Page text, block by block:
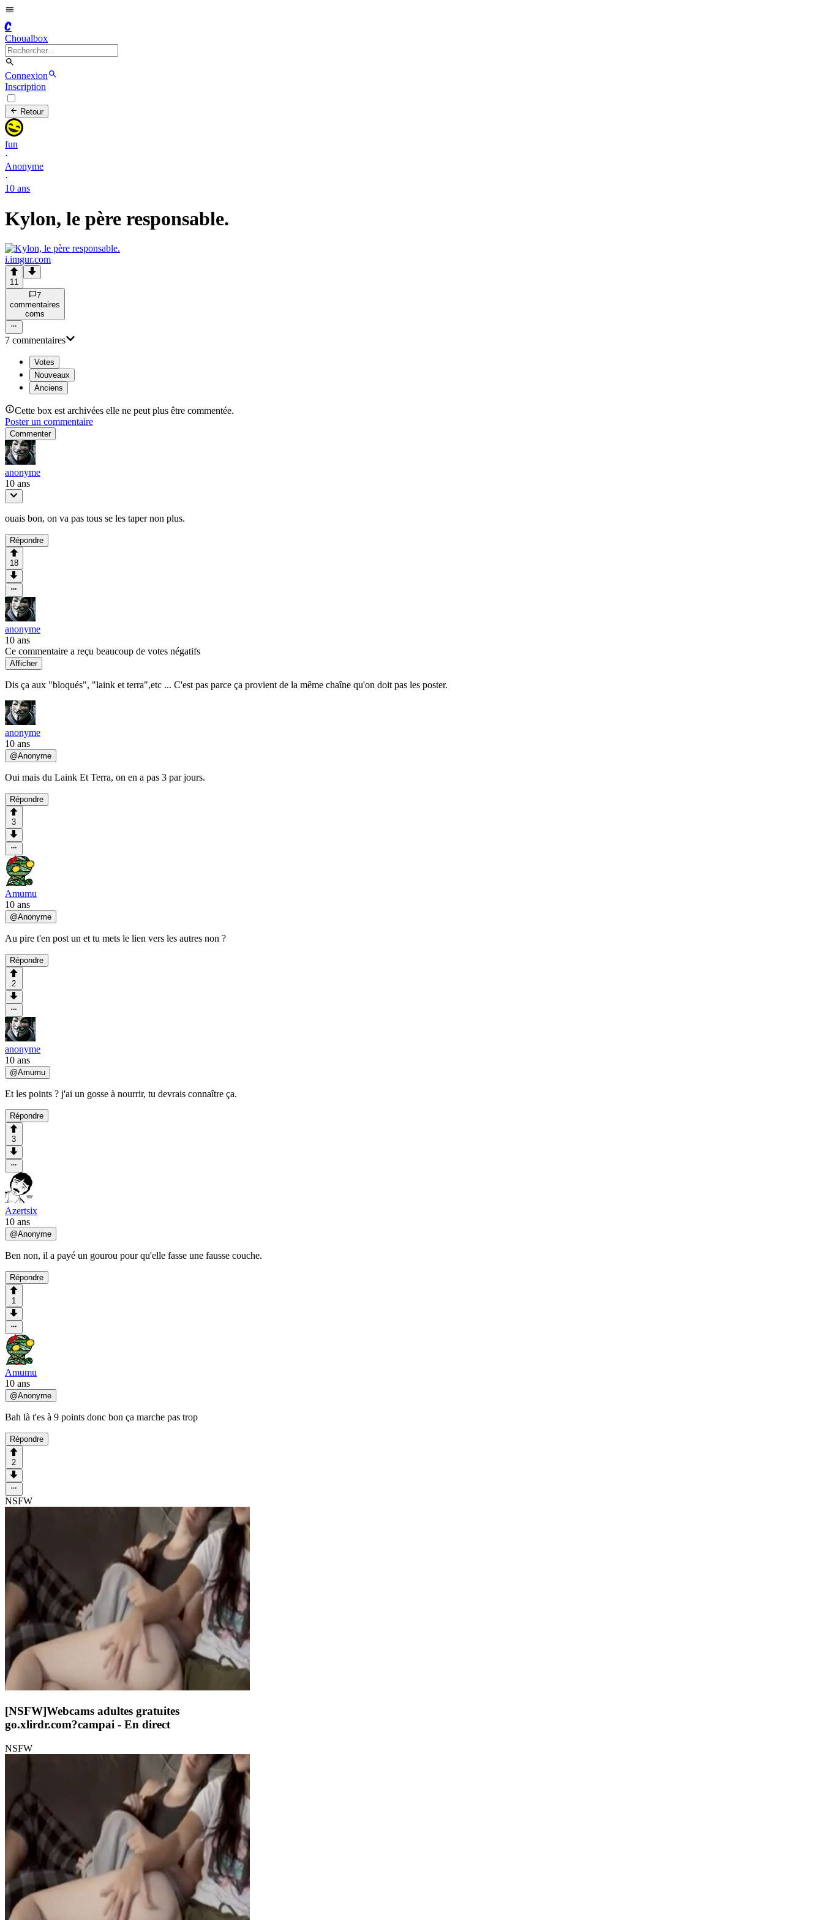
C
Choualbox
Connexion
Inscription
Retour
fun
·
Anonyme
·
10 ans
Kylon, le père responsable.
i.imgur.com
11
7
commentaires
coms
7 commentaires
Votes
Nouveaux
Anciens
Cette box est archivées elle ne peut plus être commentée.
Poster un commentaire
Commenter
anonyme
10 ans
ouais bon, on va pas tous se les taper non plus.
Répondre
18
anonyme
10 ans
Ce commentaire a reçu beaucoup de votes négatifs
Afficher
Dis ça aux "bloqués", "laink et terra",etc ... C'est pas parce ça provient de la même chaîne qu'on doit pas les poster.
anonyme
10 ans
@Anonyme
Oui mais du Laink Et Terra, on en a pas 3 par jours.
Répondre
3
Amumu
10 ans
@Anonyme
Au pire t'en post un et tu mets le lien vers les autres non ?
Répondre
2
anonyme
10 ans
@Amumu
Et les points ? j'ai un gosse à nourrir, tu devrais connaître ça.
Répondre
3
Azertsix
10 ans
@Anonyme
Ben non, il a payé un gourou pour qu'elle fasse une fausse couche.
Répondre
1
Amumu
10 ans
@Anonyme
Bah là t'es à 9 points donc bon ça marche pas trop
Répondre
2
NSFW
[NSFW]Webcams adultes gratuites
go.xlirdr.com?campai - En direct
NSFW